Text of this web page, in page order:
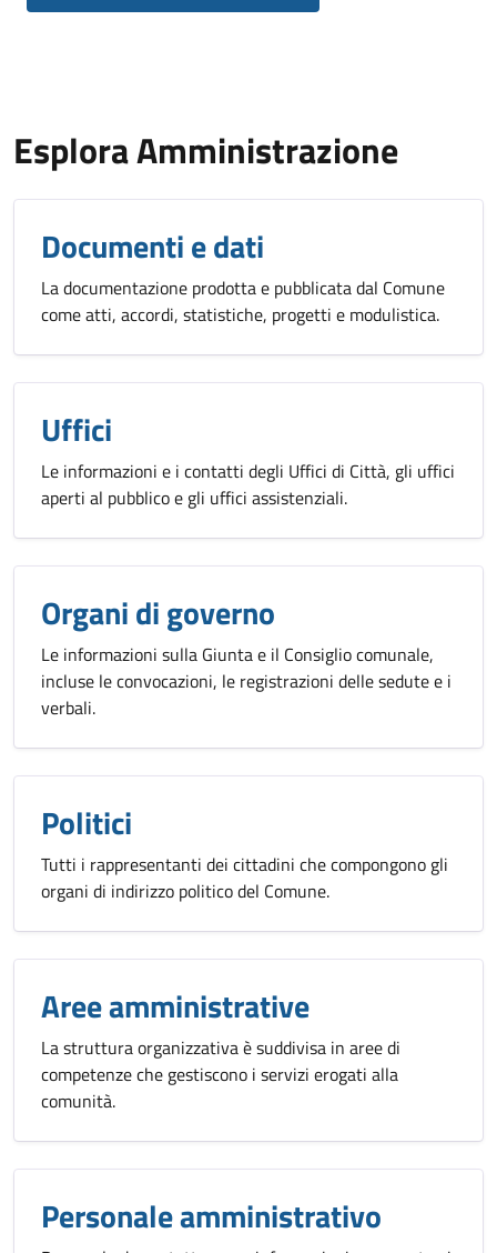
Esplora Amministrazione
Documenti e dati
La documentazione prodotta e pubblicata dal Comune
come atti, accordi, statistiche, progetti e modulistica.
Uffici
Le informazioni e i contatti degli Uffici di Città, gli uffici
aperti al pubblico e gli uffici assistenziali.
Organi di governo
Le informazioni sulla Giunta e il Consiglio comunale,
incluse le convocazioni, le registrazioni delle sedute e i
verbali.
Politici
Tutti i rappresentanti dei cittadini che compongono gli
organi di indirizzo politico del Comune.
Aree amministrative
La struttura organizzativa è suddivisa in aree di
competenze che gestiscono i servizi erogati alla
comunità.
Personale amministrativo